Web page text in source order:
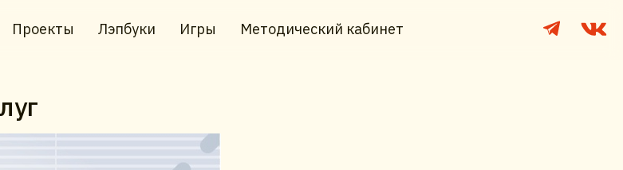
Проекты Лэпбуки Игры Методический кабинет